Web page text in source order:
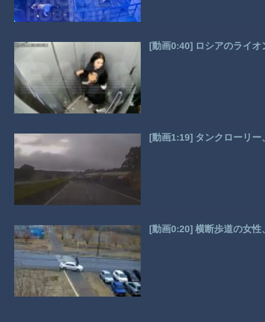
[動画0:40] ロシアのライ
[動画1:19] タンクローリ
[動画0:20] 横断歩道の女